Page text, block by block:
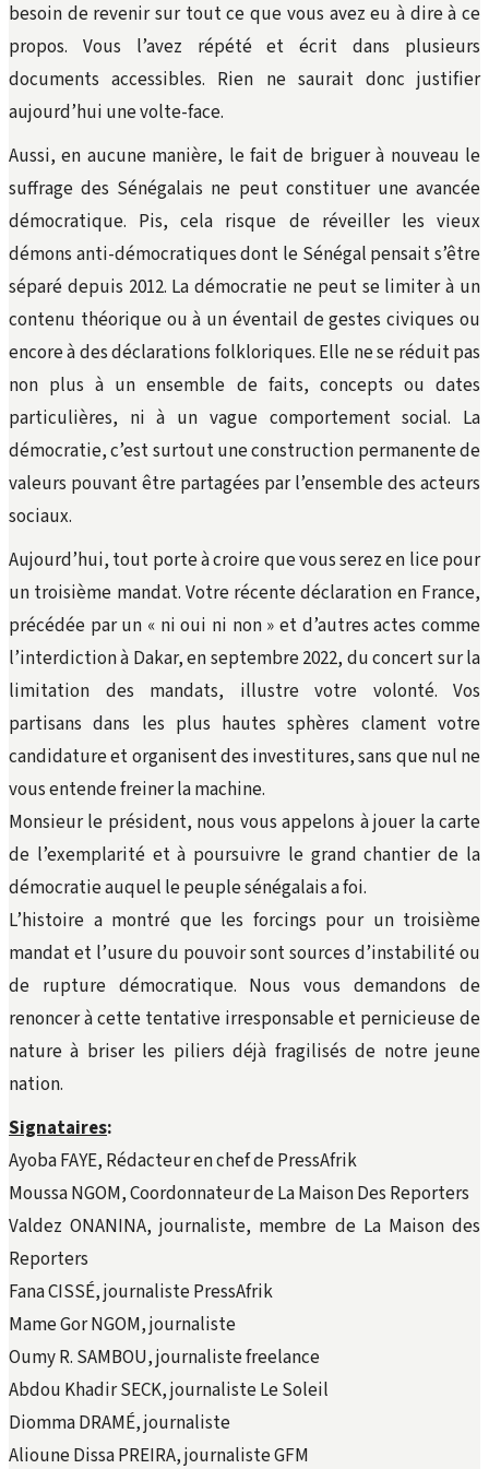
besoin de revenir sur tout ce que vous avez eu à dire à ce
propos. Vous l’avez répété et écrit dans plusieurs
documents accessibles. Rien ne saurait donc justifier
aujourd’hui une volte-face.
Aussi, en aucune manière, le fait de briguer à nouveau le
suffrage des Sénégalais ne peut constituer une avancée
démocratique. Pis, cela risque de réveiller les vieux
démons anti-démocratiques dont le Sénégal pensait s’être
séparé depuis 2012. La démocratie ne peut se limiter à un
contenu théorique ou à un éventail de gestes civiques ou
encore à des déclarations folkloriques. Elle ne se réduit pas
non plus à un ensemble de faits, concepts ou dates
particulières, ni à un vague comportement social. La
démocratie, c’est surtout une construction permanente de
valeurs pouvant être partagées par l’ensemble des acteurs
sociaux.
Aujourd’hui, tout porte à croire que vous serez en lice pour
un troisième mandat. Votre récente déclaration en France,
précédée par un « ni oui ni non » et d’autres actes comme
l’interdiction à Dakar, en septembre 2022, du concert sur la
limitation des mandats, illustre votre volonté. Vos
partisans dans les plus hautes sphères clament votre
candidature et organisent des investitures, sans que nul ne
vous entende freiner la machine.
Monsieur le président, nous vous appelons à jouer la carte
de l’exemplarité et à poursuivre le grand chantier de la
démocratie auquel le peuple sénégalais a foi.
L’histoire a montré que les forcings pour un troisième
mandat et l’usure du pouvoir sont sources d’instabilité ou
de rupture démocratique. Nous vous demandons de
renoncer à cette tentative irresponsable et pernicieuse de
nature à briser les piliers déjà fragilisés de notre jeune
nation.
Signataires:
Ayoba FAYE, Rédacteur en chef de PressAfrik
Moussa NGOM, Coordonnateur de La Maison Des Reporters
Valdez ONANINA, journaliste, membre de La Maison des
Reporters
Fana CISSÉ, journaliste PressAfrik
Mame Gor NGOM, journaliste
Oumy R. SAMBOU, journaliste freelance
Abdou Khadir SECK, journaliste Le Soleil
Diomma DRAMÉ, journaliste
Alioune Dissa PREIRA, journaliste GFM